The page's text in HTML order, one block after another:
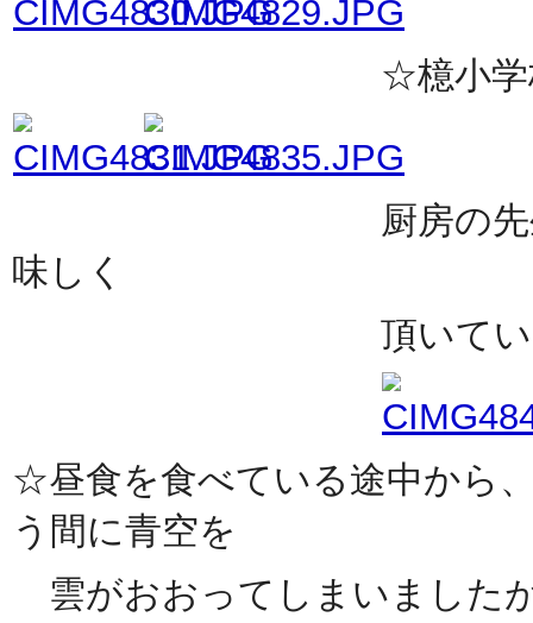
☆檍小学校運動会が
厨房の先生方の手
味しく
頂いていました
☆昼食を食べている途中から
う間に青空を
雲がおおってしまいました